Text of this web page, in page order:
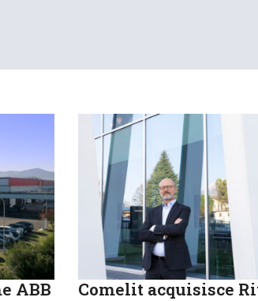
ABB
Comelit acquisisce